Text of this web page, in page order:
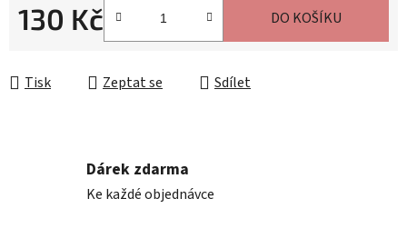
130 Kč DO KOŠÍKU
Tisk Zeptat se Sdílet
Dárek zdarma
Ke každé objednávce